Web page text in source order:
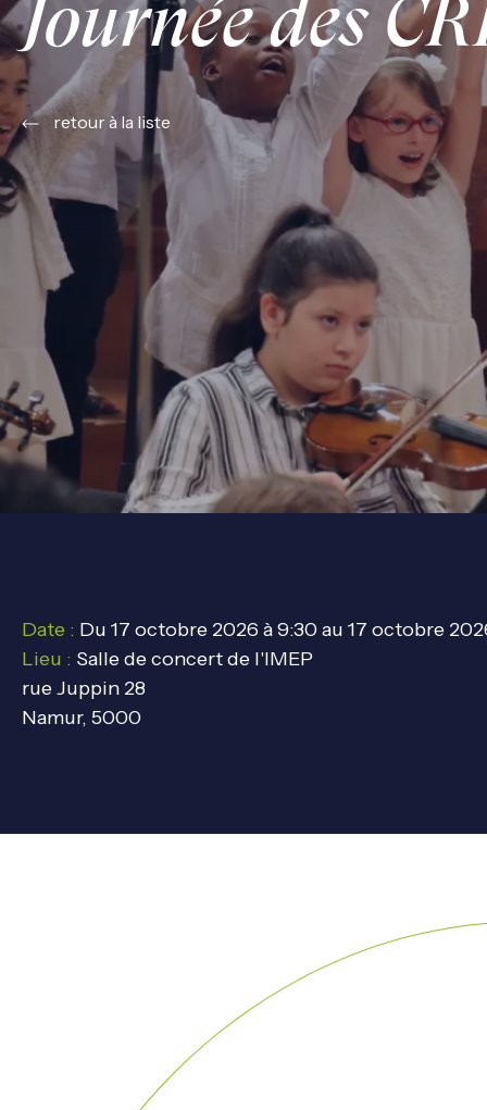
Journée des
retour à la liste
Date : Du 17 octobre 2026 à 9:30 au 17 octobre
Lieu : Salle de concert de l'IMEP
rue Juppin 28
Namur, 5000